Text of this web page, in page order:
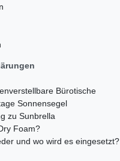
Bürotische
Sonnensegel
zu Sunbrella
Foam?
und wo wird es eingesetzt?